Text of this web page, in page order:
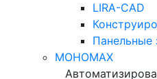
LIRA-CAD
Панельные
МОНОМАХ